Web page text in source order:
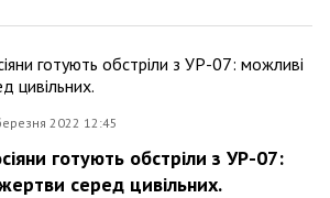
2022 12:45
готують обстріли з УР-07:
серед цивільних.